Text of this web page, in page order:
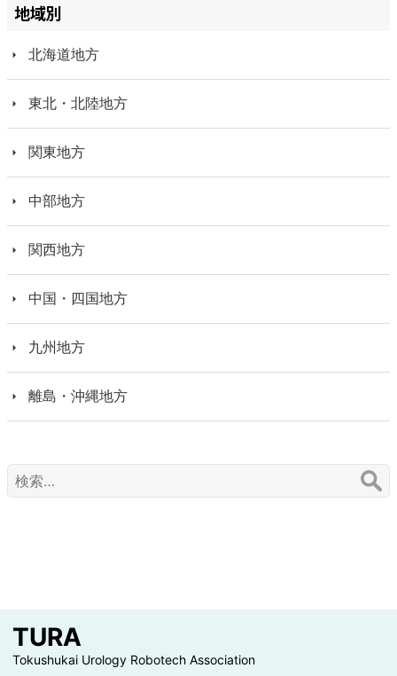
地域別
北海道地方
東北・北陸地方
関東地方
中部地方
関西地方
中国・四国地方
九州地方
離島・沖縄地方
検
索:
TURA
Tokushukai Urology Robotech Association